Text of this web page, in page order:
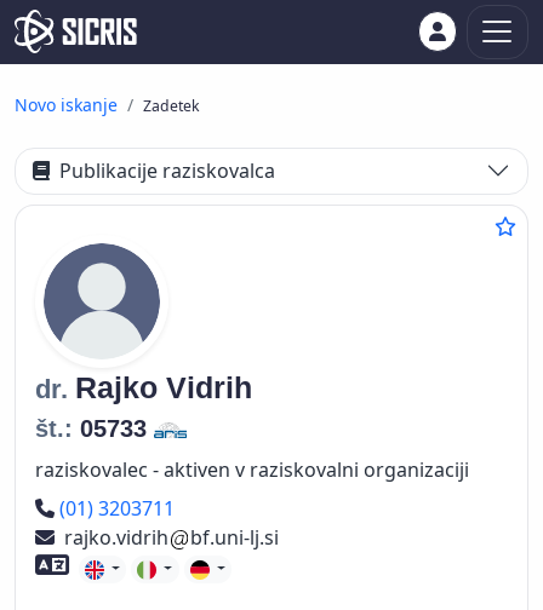
Novo iskanje Zadetek
Publikacije raziskovalca
dr. Rajko Vidrih
št.: 05733
raziskovalec - aktiven v raziskovalni organizaciji
Telefon
(01) 3203711
rajko.vidrih
bf.uni-lj.si
Znanje tujih jezikov